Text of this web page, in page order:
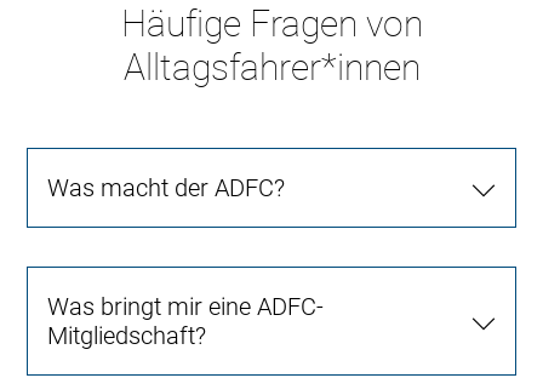
Häufige Fragen von
Alltagsfahrer*innen
Was macht der ADFC?
Was bringt mir eine ADFC-
Mitgliedschaft?